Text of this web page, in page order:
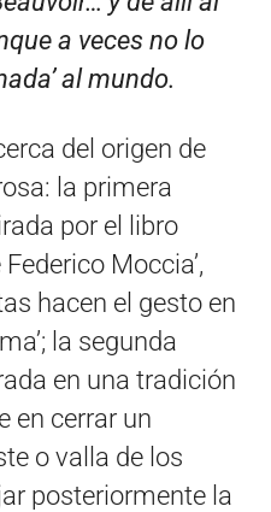
a veces no lo
al mundo.
del origen de
la primera
por el libro
Federico Moccia’,
hacen el gesto en
la segunda
en una tradición
en cerrar un
o valla de los
posteriormente la